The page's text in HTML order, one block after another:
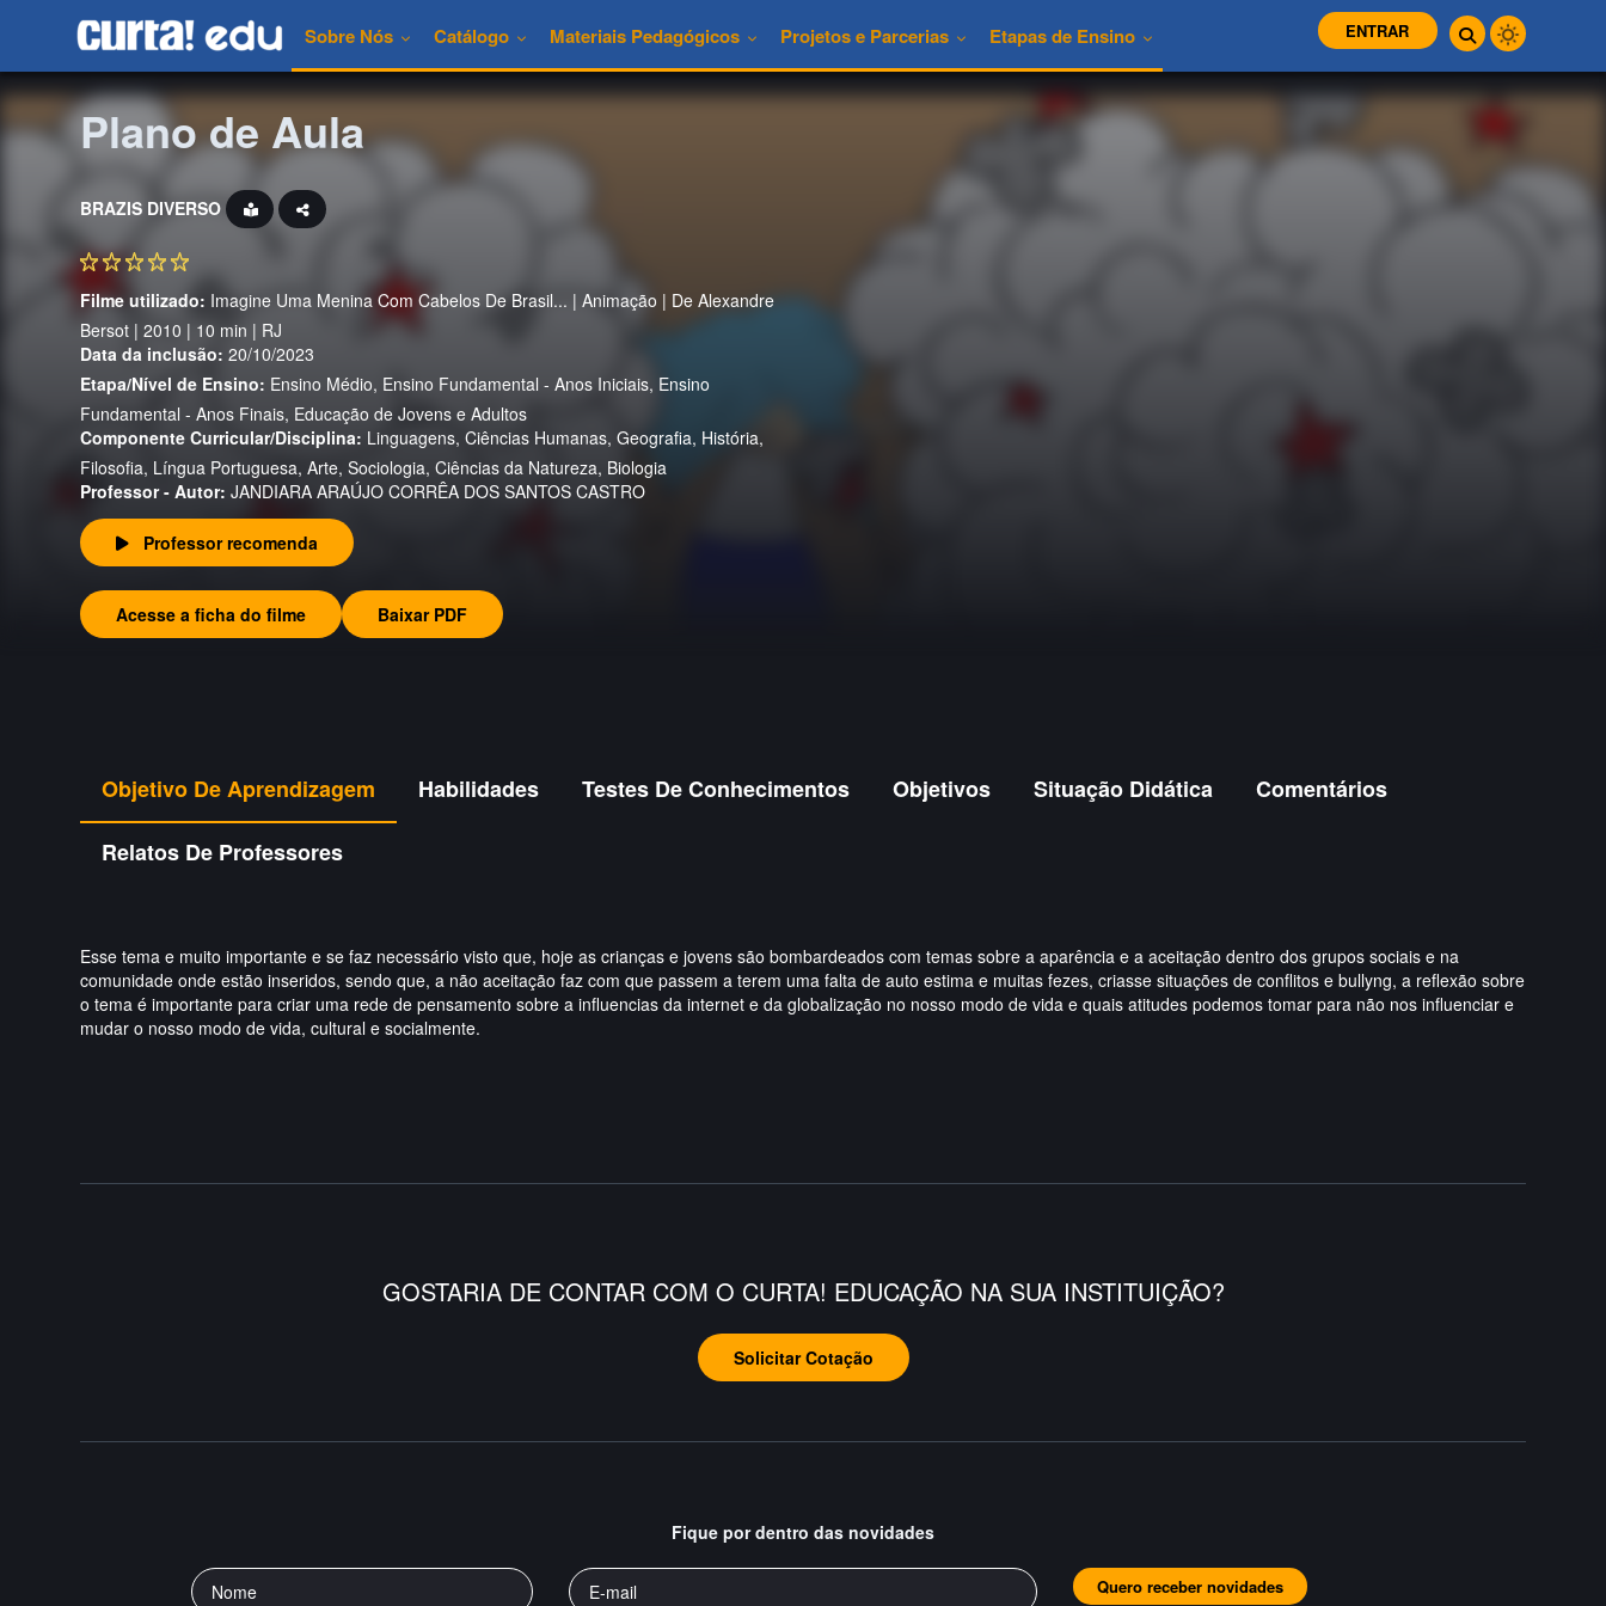
Sobre Nós Catálogo Materiais Pedagógicos Projetos e Parcerias Etapas de Ensino ENTRAR
Plano de Aula
BRAZIS DIVERSO
Filme utilizado: Imagine Uma Menina Com Cabelos De Brasil... | Animação | De Alexandre
Bersot | 2010 | 10 min | RJ
Data da inclusão: 20/10/2023
Etapa/Nível de Ensino: Ensino Médio, Ensino Fundamental - Anos Iniciais, Ensino
Fundamental - Anos Finais, Educação de Jovens e Adultos
Componente Curricular/Disciplina: Linguagens, Ciências Humanas, Geografia, História,
Filosofia, Língua Portuguesa, Arte, Sociologia, Ciências da Natureza, Biologia
Professor - Autor: JANDIARA ARAÚJO CORRÊA DOS SANTOS CASTRO
Professor recomenda
Acesse a ficha do filme Baixar PDF
Objetivo De Aprendizagem Habilidades Testes De Conhecimentos Objetivos Situação Didática Comentários
Relatos De Professores
Esse tema e muito importante e se faz necessário visto que, hoje as crianças e jovens são bombardeados com temas sobre a aparência e a aceitação dentro dos grupos sociais e na
comunidade onde estão inseridos, sendo que, a não aceitação faz com que passem a terem uma falta de auto estima e muitas fezes, criasse situações de conflitos e bullyng, a reflexão sobre
o tema é importante para criar uma rede de pensamento sobre a influencias da internet e da globalização no nosso modo de vida e quais atitudes podemos tomar para não nos influenciar e
mudar o nosso modo de vida, cultural e socialmente.
GOSTARIA DE CONTAR COM O CURTA! EDUCAÇÃO NA SUA INSTITUIÇÃO?
Solicitar Cotação
Fique por dentro das novidades
Quero receber novidades